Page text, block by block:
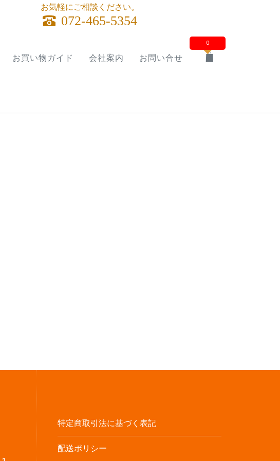
お気軽にご相談ください。
072-465-5354
お買い物ガイド 会社案内 お問い合せ
0
特定商取引法に基づく表記
配送ポリシー